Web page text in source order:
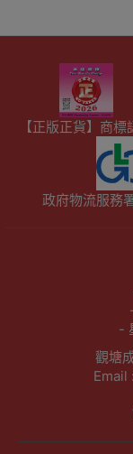
【正版正貨】商標
政府物流服務
-
觀塘